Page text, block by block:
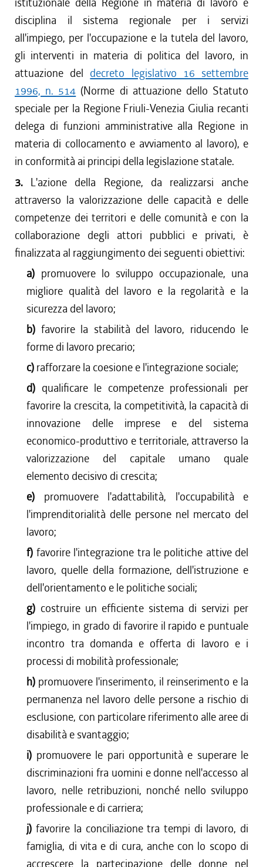
disciplina il sistema regionale per i servizi
all'impiego, per l'occupazione e la tutela del lavoro,
gli interventi in materia di politica del lavoro, in
attuazione del decreto legislativo 16 settembre
1996, n. 514 (Norme di attuazione dello Statuto
speciale per la Regione Friuli-Venezia Giulia recanti
delega di funzioni amministrative alla Regione in
materia di collocamento e avviamento al lavoro), e
in conformità ai principi della legislazione statale.
3. L'azione della Regione, da realizzarsi anche
attraverso la valorizzazione delle capacità e delle
competenze dei territori e delle comunità e con la
collaborazione degli attori pubblici e privati, è
finalizzata al raggiungimento dei seguenti obiettivi:
a) promuovere lo sviluppo occupazionale, una
migliore qualità del lavoro e la regolarità e la
sicurezza del lavoro;
b) favorire la stabilità del lavoro, riducendo le
forme di lavoro precario;
c) rafforzare la coesione e l'integrazione sociale;
d) qualificare le competenze professionali per
favorire la crescita, la competitività, la capacità di
innovazione delle imprese e del sistema
economico-produttivo e territoriale, attraverso la
valorizzazione del capitale umano quale
elemento decisivo di crescita;
e) promuovere l'adattabilità, l'occupabilità e
l'imprenditorialità delle persone nel mercato del
lavoro;
f) favorire l'integrazione tra le politiche attive del
lavoro, quelle della formazione, dell'istruzione e
dell'orientamento e le politiche sociali;
g) costruire un efficiente sistema di servizi per
l'impiego, in grado di favorire il rapido e puntuale
incontro tra domanda e offerta di lavoro e i
processi di mobilità professionale;
h) promuovere l'inserimento, il reinserimento e la
permanenza nel lavoro delle persone a rischio di
esclusione, con particolare riferimento alle aree di
disabilità e svantaggio;
i) promuovere le pari opportunità e superare le
discriminazioni fra uomini e donne nell'accesso al
lavoro, nelle retribuzioni, nonché nello sviluppo
professionale e di carriera;
j)favorire la conciliazione tra tempi di lavoro, di
famiglia, di vita e di cura, anche con lo scopo di
accrescere la partecipazione delle donne nel